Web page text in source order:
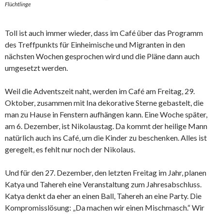
Flüchtlinge
Toll ist auch immer wieder, dass im Café über das Programm
des Treffpunkts für Einheimische und Migranten in den
nächsten Wochen gesprochen wird und die Pläne dann auch
umgesetzt werden.
Weil die Adventszeit naht, werden im Café am Freitag, 29.
Oktober, zusammen mit Ina dekorative Sterne gebastelt, die
man zu Hause in Fenstern aufhängen kann. Eine Woche später,
am 6. Dezember, ist Nikolaustag. Da kommt der heilige Mann
natürlich auch ins Café, um die Kinder zu beschenken. Alles ist
geregelt, es fehlt nur noch der Nikolaus.
Und für den 27. Dezember, den letzten Freitag im Jahr, planen
Katya und Tahereh eine Veranstaltung zum Jahresabschluss.
Katya denkt da eher an einen Ball, Tahereh an eine Party. Die
Kompromisslösung: „Da machen wir einen Mischmasch.“ Wir